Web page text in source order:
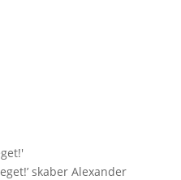
'
skaber Alexander